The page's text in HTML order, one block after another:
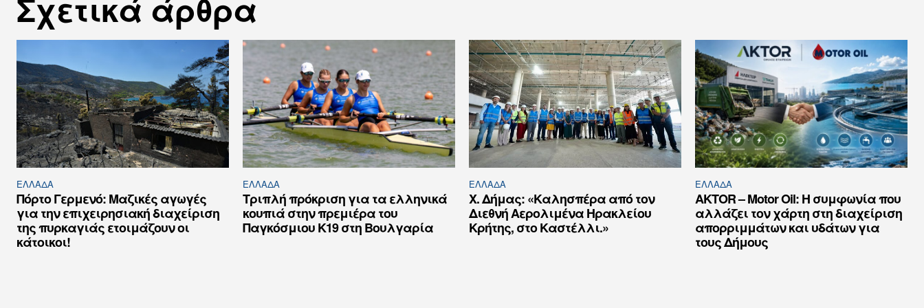
Σχετικά άρθρα
ΕΛΛΆΔΑ
Πόρτο Γερμενό: Μαζικές αγωγές
για την επιχειρησιακή διαχείριση
της πυρκαγιάς ετοιμάζουν οι
κάτοικοι!
ΕΛΛΆΔΑ
Τριπλή πρόκριση για τα ελληνικά
κουπιά στην πρεμιέρα του
Παγκόσμιου Κ19 στη Βουλγαρία
ΕΛΛΆΔΑ
Χ. Δήμας: «Καλησπέρα από τον
Διεθνή Αερολιμένα Ηρακλείου
Κρήτης, στο Καστέλλι.»
ΕΛΛΆΔΑ
AKTOR – Motor Oil: Η συμφωνία που
αλλάζει τον χάρτη στη διαχείριση
απορριμμάτων και υδάτων για
τους Δήμους